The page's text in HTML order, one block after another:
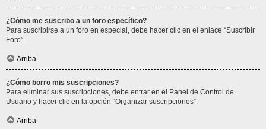
¿Cómo me suscribo a un foro específico?
Para suscribirse a un foro en especial, debe hacer clic en el enlace “Suscribir
Foro”.
Arriba
¿Cómo borro mis suscripciones?
Para eliminar sus suscripciones, debe entrar en el Panel de Control de
Usuario y hacer clic en la opción “Organizar suscripciones”.
Arriba